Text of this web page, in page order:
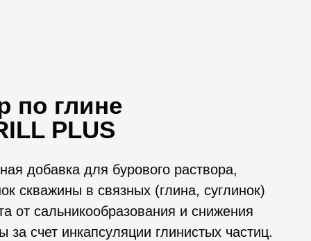
по глине
PLUS
добавка для бурового раствора,
скважины в связных (глина, суглинок)
от сальникообразования и снижения
счет инкапсуляции глинистых частиц.